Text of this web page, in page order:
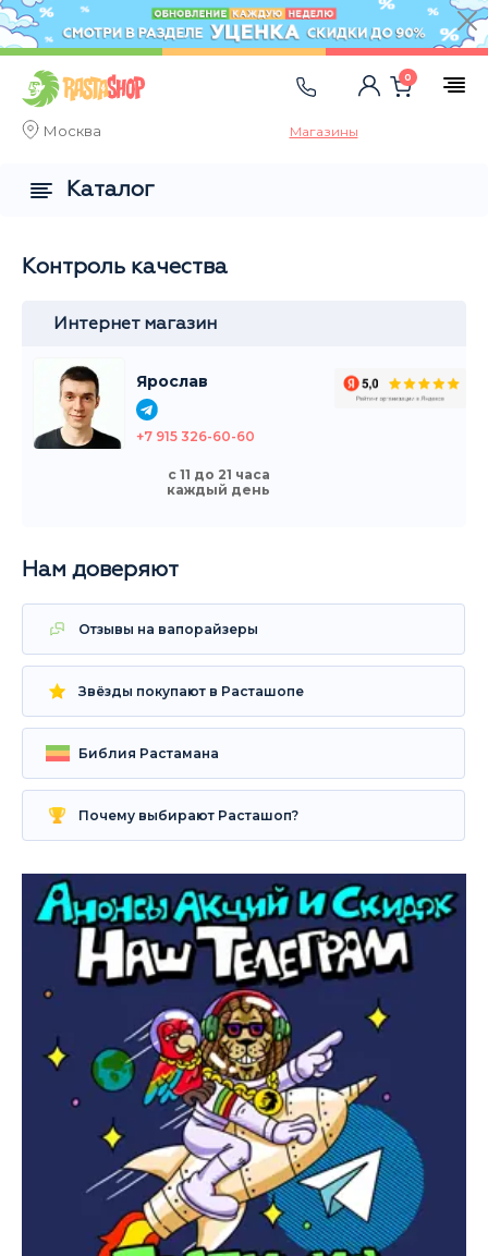
Москва Магазины
0
Контроль качества
Интернет магазин
Ярослав
+7 915 326-60-60
с 11 до 21 часа
каждый день
Нам доверяют
Отзывы на вапорайзеры
Звёзды покупают в Расташопе
Библия Растамана
Почему выбирают Расташоп?
Каталог